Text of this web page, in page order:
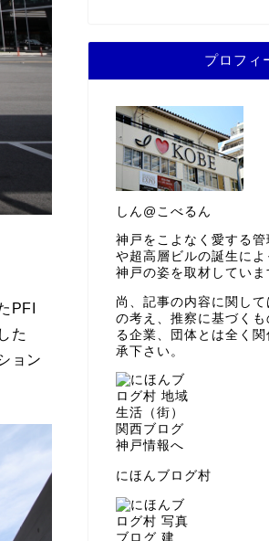
PFI
た
ョン
プロフィ
しん@こべるん
神戸をこよなく愛する
や超高層ビルの誕生によ
神戸の姿を取材していま
尚、記事の内容に関し
の考え、推察に基づく
る企業、団体とは全く
承下さい。
にほんブログ村